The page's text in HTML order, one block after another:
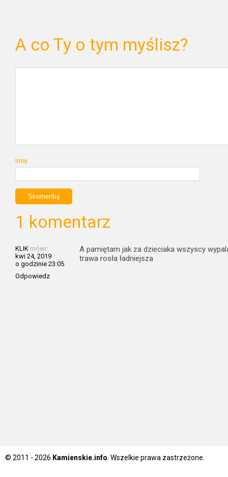
A co Ty o tym myślisz?
Imię
1 komentarz
KLIK mówi:
kwi 24, 2019
o godzinie 23:05
Odpowiedz
A pamiętam jak za dzieciaka wszyscy
trawa rosła ładniejsza
© 2011 - 2026 Kamienskie.info . Wszelkie prawa zastrzeżone.